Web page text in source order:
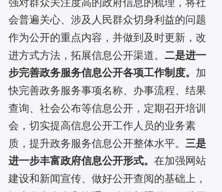
会普遍关心、涉及人民群众切身利益的问题
作为公开的重点内容，并做到及时更新，改
进方式方法，拓展信息公开渠道。二是进一
步完善政务服务信息公开各项工作制度。 加
快完善政务服务事项名称、办事流程、结果
查询、社会公布等信息公开，定期召开培训
会，切实提高信息公开工作人员的业务素
质，提升政务服务信息公开整体水平。三是
进一步丰富政府信息公开形式。在加强网站
建设和新闻宣传、做好公开查阅的基础上，